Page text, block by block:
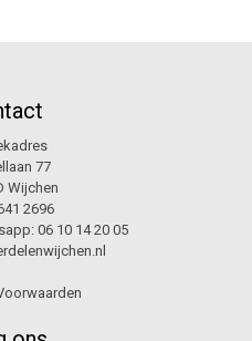
77
Wijchen
2696
06 10 14 20 05